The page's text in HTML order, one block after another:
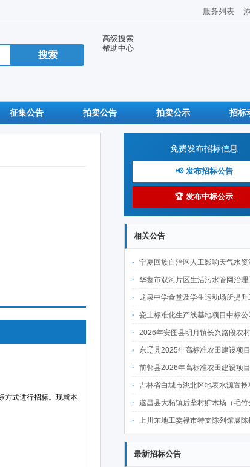
服务列表
高级搜索
帮助中心
征集公告 拍卖公告 拍卖公示 招标
免费发布招标信息
📢 发布招标公告
🏆 发布中标公示
相关公告
宁夏回族自治区人工影响天气水资源保障工程 （固原市气象局）--作业点房屋及附属设施
华蓥市双河片区生活污水管网治理工程施工标段中
龙泉中学食堂及学生运动场所提升工程中
瓷土标准化生产线基地项目中标公
2026年安图县明月镇长兴路段农村公路建设项目
东辽县2025年高标准农田建设项目(第二批)(新建3万亩、改造提升6万亩 )施肥
前郭县2026年高标准农田建设项目七标段中
吉林省白城市洮北区地表水源置换项目可行性研究报告、勘察设计
遂昌县大柘镇后垄村贮木场（毛竹分解点）中
上川东地工委禄市特支陈列馆展陈提升项目施工标段
最新招标公告